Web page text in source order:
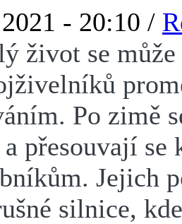
- 20:10 /
život se může
Po zimě
přesouvají se
Jejich
silnice,